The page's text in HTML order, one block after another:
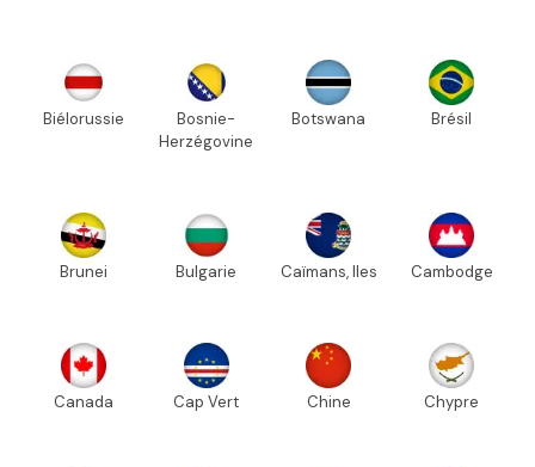
Biélorussie
Bosnie-
Herzégovine
Botswana Brésil
Brunei Bulgarie Caïmans, Iles Cambodge
Canada Cap Vert Chine Chypre